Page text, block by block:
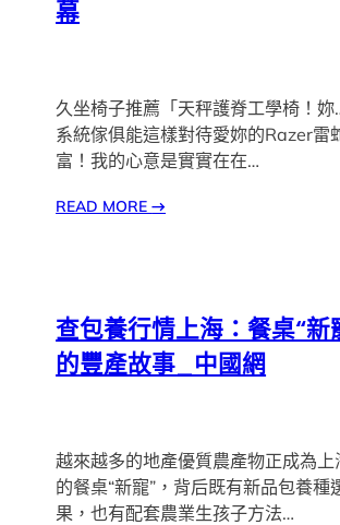
幕
久坐椅子推薦「天秤護脊工學椅！
系統傢俱能這樣對待愛妳的Razer雷
富！我的心意是實實在在…
READ MORE→
查包養行情上海：餐桌“新
的豐產故事_中國網
越來越多的地產優質農產物正成為
的餐桌“新寵”，背后既有新品包養種
果，也有配套農業生孩子方法…